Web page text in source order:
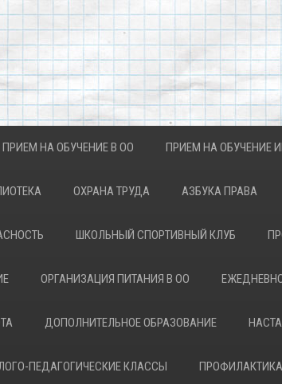
ПРИЕМ НА ОБУЧЕНИЕ В ОО ПРИЕМ НА ОБУЧЕНИЕ
ОХРАНА ТРУДА АЗБУКА ПРАВА
ШКОЛЬНЫЙ СПОРТИВНЫЙ КЛУБ
ОРГАНИЗАЦИЯ ПИТАНИЯ В ОО
ДОПОЛНИТЕЛЬНОЕ ОБРАЗОВАНИЕ
ПЕДАГОГИЧЕСКИЕ КЛАССЫ